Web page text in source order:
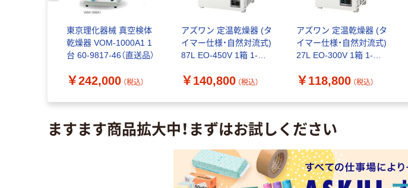
東京理化器械 真空検体
乾燥器 VOM-1000A1 1
台 60-9817-46（直送品）
￥242,000 （税込）
アズワン 定温乾燥器 (タ
イマー仕様・自然対流式)
87L EO-450V 1箱 1-
￥140,800 （税込）
アズワン 定温乾燥器 (タ
イマー仕様・自然対流式)
27L EO-300V 1箱 1-
￥118,800 （税込）
ますます商品拡大中！まずはお試しください